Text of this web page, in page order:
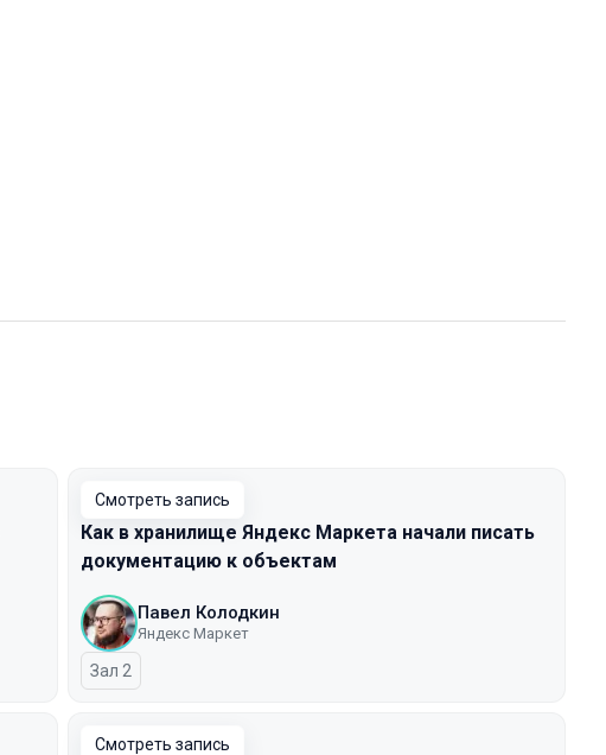
Смотреть запись
Как в хранилище Яндекс Маркета начали писать
документацию к объектам
Павел Колодкин
Яндекс Маркет
Зал 2
Смотреть запись